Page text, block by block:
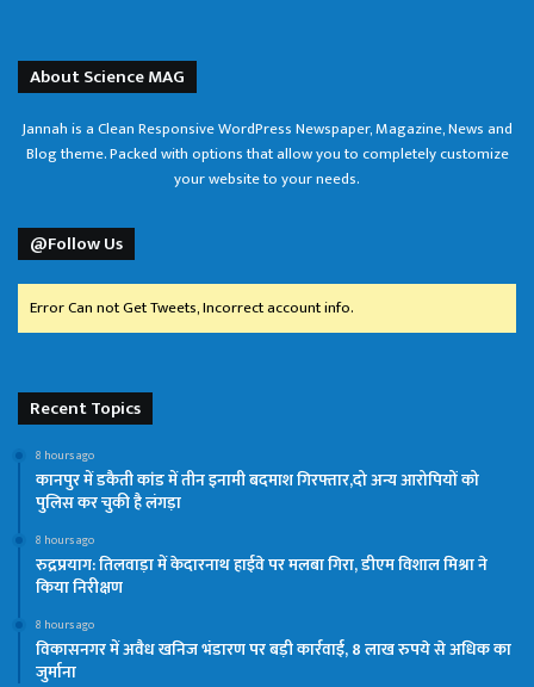
About Science MAG
Jannah is a Clean Responsive WordPress Newspaper, Magazine, News and
Blog theme. Packed with options that allow you to completely customize
your website to your needs.
@Follow Us
Error Can not Get Tweets, Incorrect account info.
Recent Topics
8 hours ago
कानपुर में डकैती कांड में तीन इनामी बदमाश गिरफ्तार,दो अन्य आरोपियों को
पुलिस कर चुकी है लंगड़ा
8 hours ago
रुद्रप्रयाग: तिलवाड़ा में केदारनाथ हाईवे पर मलबा गिरा, डीएम विशाल मिश्रा ने
किया निरीक्षण
8 hours ago
विकासनगर में अवैध खनिज भंडारण पर बड़ी कार्रवाई, 8 लाख रुपये से अधिक का
जुर्माना